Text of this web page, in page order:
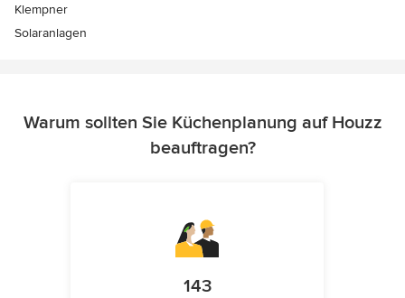
Klempner
Solaranlagen
Warum sollten Sie Küchenplanung auf Houzz
beauftragen?
143